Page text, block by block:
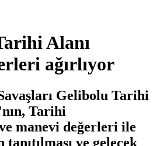
Alanı
ağırlıyor
Gelibolu Tarihi
Tarihi
manevi değerleri ile
ve gelecek